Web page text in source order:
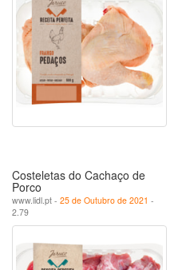
Costeletas do Cachaço de
Porco
www.lidl.pt - 25 de Outubro de 2021 -
2.79